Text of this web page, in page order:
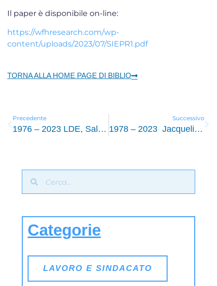
Il paper è disponibile on-line:
https://wfhresearch.com/wp-
content/uploads/2023/07/SIEPR1.pdf
TORNA ALLA HOME PAGE DI BIBLIO
Precedente
1976 – 2023 LDE, Salario minimo e dintorni, numero antologico.
Successivo
1978 – 2023 Jacqueline O’Reyll et al.(a cura di),Youth Labor in Transition: Inequalities, Mobility, and Policies in Europe (International Policy Exchange, Oxford University Press ,2018,pp.735
Categorie
LAVORO E SINDACATO